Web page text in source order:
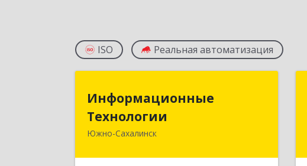
ISO Реальная автоматизация
Информационные
Технологии
Южно-Сахалинск
Технологии
693006, Сахалинская обл, Южно-